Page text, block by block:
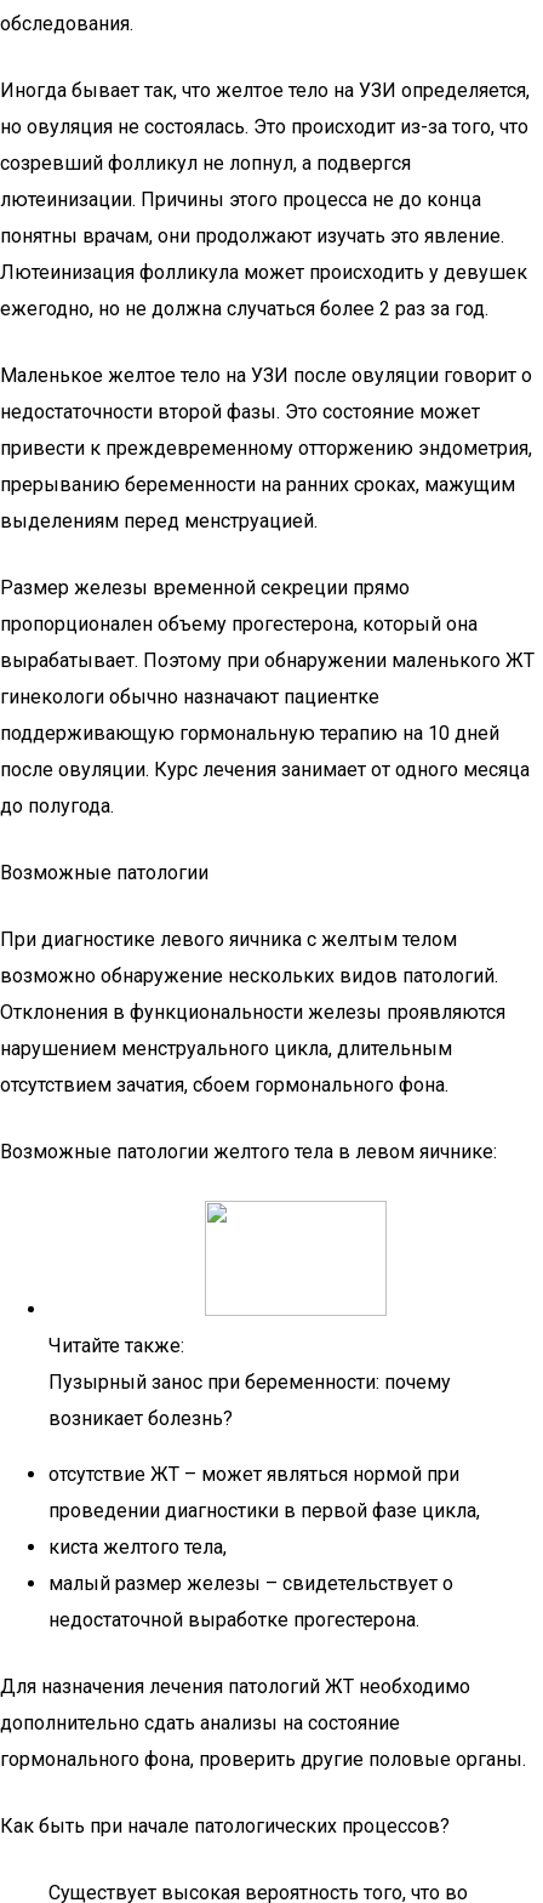
обследования.
Иногда бывает так, что желтое тело на УЗИ определяется,
но овуляция не состоялась. Это происходит из-за того, что
созревший фолликул не лопнул, а подвергся
лютеинизации. Причины этого процесса не до конца
понятны врачам, они продолжают изучать это явление.
Лютеинизация фолликула может происходить у девушек
ежегодно, но не должна случаться более 2 раз за год.
Маленькое желтое тело на УЗИ после овуляции говорит о
недостаточности второй фазы. Это состояние может
привести к преждевременному отторжению эндометрия,
прерыванию беременности на ранних сроках, мажущим
выделениям перед менструацией.
Размер железы временной секреции прямо
пропорционален объему прогестерона, который она
вырабатывает. Поэтому при обнаружении маленького ЖТ
гинекологи обычно назначают пациентке
поддерживающую гормональную терапию на 10 дней
после овуляции. Курс лечения занимает от одного месяца
до полугода.
Возможные патологии
При диагностике левого яичника с желтым телом
возможно обнаружение нескольких видов патологий.
Отклонения в функциональности железы проявляются
нарушением менструального цикла, длительным
отсутствием зачатия, сбоем гормонального фона.
Возможные патологии желтого тела в левом яичнике:
Читайте также:
Пузырный занос при беременности: почему
возникает болезнь?
отсутствие ЖТ – может являться нормой при
проведении диагностики в первой фазе цикла,
киста желтого тела,
малый размер железы – свидетельствует о
недостаточной выработке прогестерона.
Для назначения лечения патологий ЖТ необходимо
дополнительно сдать анализы на состояние
гормонального фона, проверить другие половые органы.
Как быть при начале патологических процессов?
Существует высокая вероятность того, что во